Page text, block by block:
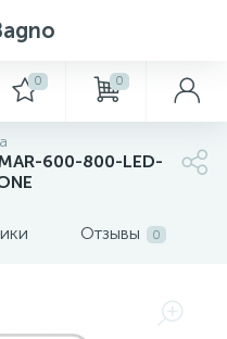
0 0
600-800-LED-
Отзывы 0